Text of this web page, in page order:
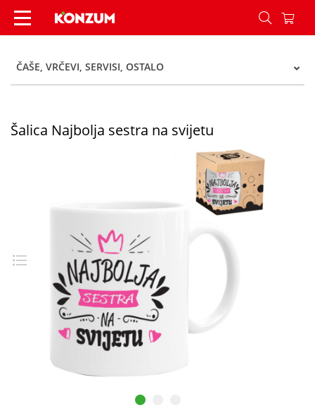
Šalica Najbolja sestra na svijetu - Konzum
ČAŠE, VRČEVI, SERVISI, OSTALO
Šalica Najbolja sestra na svijetu